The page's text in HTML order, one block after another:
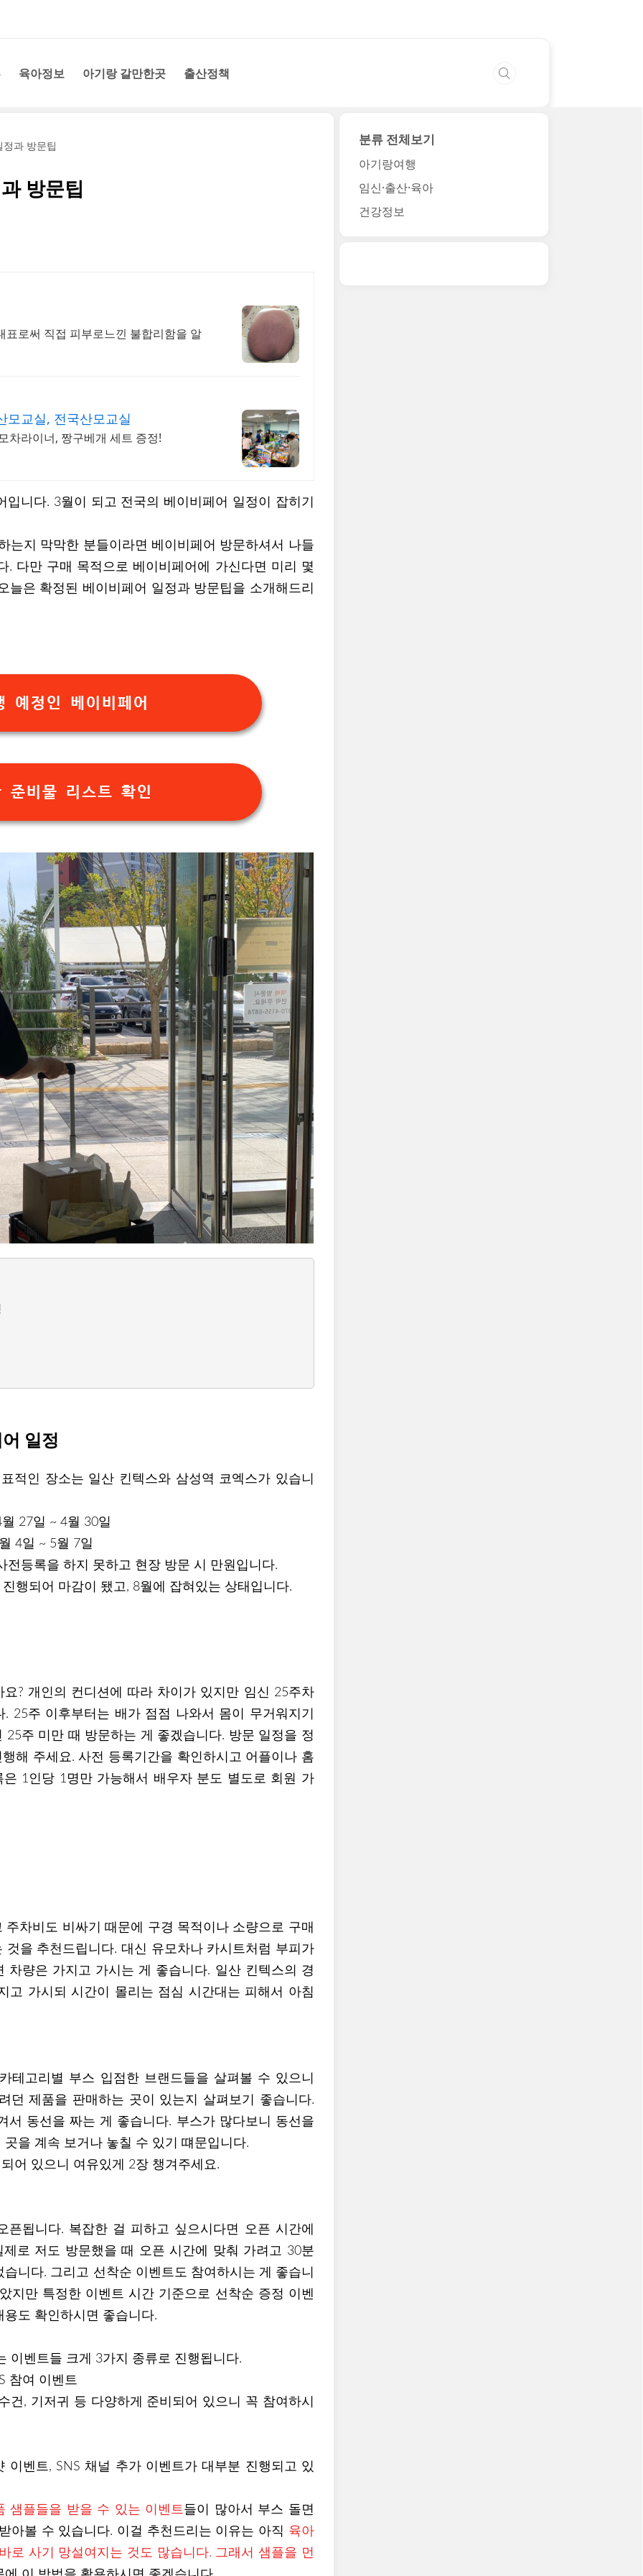
육아정보 아기랑 갈만한곳 출산정책
과 방문팁
방문팁
로써 직접 피부로느낀 불합리함을 알
모교실, 전국산모교실
차라이너, 짱구베개 세트 증정!
니다. 3월이 되고 전국의 베이비페어 일정이 잡히기
는지 막막한 분들이라면 베이비페어 방문하셔서 나들
. 다만 구매 목적으로 베이비페어에 가신다면 미리 몇
늘은 확정된 베이비페어 일정과 방문팁을 소개해드리
예정인 베이비페어
준비물 리스트 확인
일정
적인 장소는 일산 킨텍스와 삼성역 코엑스가 있습니
27일 ~ 4월 30일
4일 ~ 5월 7일
전등록을 하지 못하고 현장 방문 시 만원입니다.
행되어 마감이 됐고, 8월에 잡혀있는 상태입니다.
? 개인의 컨디션에 따라 차이가 있지만 임신 25주차
25주 이후부터는 배가 점점 나와서 몸이 무거워지기
주 미만 때 방문하는 게 좋겠습니다. 방문 일정을 정
해 주세요. 사전 등록기간을 확인하시고 어플이나 홈
1인당 1명만 가능해서 배우자 분도 별도로 회원 가
차비도 비싸기 때문에 구경 목적이나 소량으로 구매
을 추천드립니다. 대신 유모차나 카시트처럼 부피가
차량은 가지고 가시는 게 좋습니다. 일산 킨텍스의 경
고 가시되 시간이 몰리는 점심 시간대는 피해서 아침
테고리별 부스 입점한 브랜드들을 살펴볼 수 있으니
던 제품을 판매하는 곳이 있는지 살펴보기 좋습니다.
서 동선을 짜는 게 좋습니다. 부스가 많다보니 동선을
을 계속 보거나 놓칠 수 있기 떄문입니다.
어 있으니 여유있게 2장 챙겨주세요.
됩니다. 복잡한 걸 피하고 싶으시다면 오픈 시간에
로 저도 방문했을 때 오픈 시간에 맞춰 가려고 30분
니다. 그리고 선착순 이벤트도 참여하시는 게 좋습니
지만 특정한 이벤트 시간 기준으로 선착순 증정 이벤
도 확인하시면 좋습니다.
이벤트들 크게 3가지 종류로 진행됩니다.
참여 이벤트
건, 기저귀 등 다양하게 준비되어 있으니 꼭 참여하시
이벤트, SNS 채널 추가 이벤트가 대부분 진행되고 있
샘플들을 받을 수 있는 이벤트들이 많아서 부스 돌면
아볼 수 있습니다. 이걸 추천드리는 이유는 아직 육아
로 사기 망설여지는 것도 많습니다. 그래서 샘플을 먼
분류 전체보기
아기랑여행
임신·출산·육아
건강정보